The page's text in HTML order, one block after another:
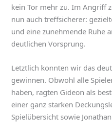
kein Tor mehr zu. Im Angriff
nun auch treffsicherer:
und eine zunehmende Ruhe
deutlichen Vorsprung.
Letztlich konnten wir das
gewinnen. Obwohl alle
haben, ragten Gideon als
einer ganz starken
Spielübersicht sowie